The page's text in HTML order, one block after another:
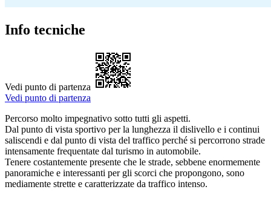
Info tecniche
Vedi punto di partenza
Vedi punto di partenza
Percorso molto impegnativo sotto tutti gli aspetti.
Dal punto di vista sportivo per la lunghezza il dislivello e i continui
saliscendi e dal punto di vista del traffico perché si percorrono strade
intensamente frequentate dal turismo in automobile.
Tenere costantemente presente che le strade, sebbene enormemente
panoramiche e interessanti per gli scorci che propongono, sono
mediamente strette e caratterizzate da traffico intenso.